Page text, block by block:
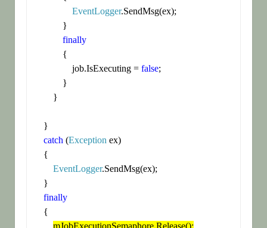
EventLogger.SendMsg(ex);
finally
                job.IsExecuting =
false;
catch (Exception ex)
EventLogger.SendMsg(ex);
finally
mJobExecutionSemaphore.Release();